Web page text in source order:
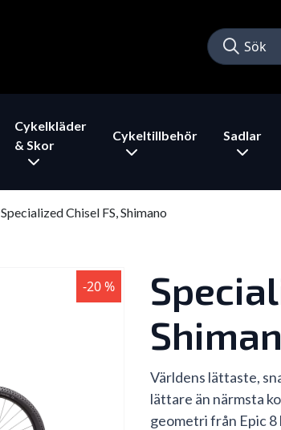
Cykelkläder
& Skor
Cykeltillbehör Sadlar
Specialized Chisel FS, Shimano
-20 %
Världens lättaste,
lättare än närmsta
geometri från Epic 8